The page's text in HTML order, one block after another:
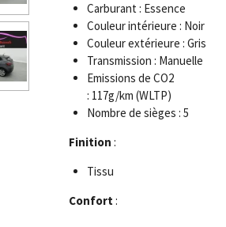
Carburant : Essence
Couleur intérieure : Noir
Couleur extérieure : Gris
Transmission : Manuelle
Emissions de CO2
: 117g/km (WLTP)
Nombre de sièges : 5
Finition :
Tissu
Confort: